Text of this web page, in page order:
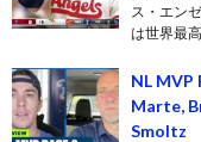
ス・エン
は世界最
NL MVP
Marte,
Smoltz